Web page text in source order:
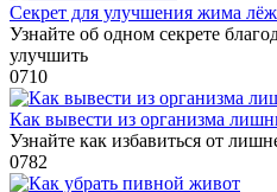
Секрет для улучшения жима
Узнайте об одном секрете
улучшить
0710
Как вывести из организма
Узнайте как избавиться от
0782